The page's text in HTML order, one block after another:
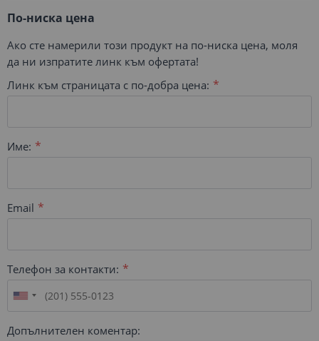
По-ниска цена
Ако сте намерили този продукт на по-ниска цена, моля
да ни изпратите линк към офертата!
Линк към страницата с по-добра цена:
Име:
Email
Телефон за контакти:
Допълнителен коментар: